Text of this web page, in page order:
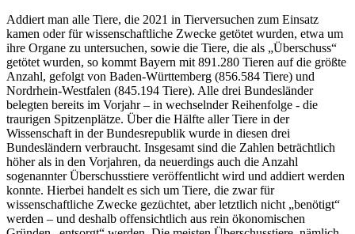
Addiert man alle Tiere, die 2021 in Tierversuchen zum Einsatz
kamen oder für wissenschaftliche Zwecke getötet wurden, etwa um
ihre Organe zu untersuchen, sowie die Tiere, die als „Überschuss“
getötet wurden, so kommt Bayern mit 891.280 Tieren auf die größte
Anzahl, gefolgt von Baden-Württemberg (856.584 Tiere) und
Nordrhein-Westfalen (845.194 Tiere). Alle drei Bundesländer
belegten bereits im Vorjahr – in wechselnder Reihenfolge - die
traurigen Spitzenplätze. Über die Hälfte aller Tiere in der
Wissenschaft in der Bundesrepublik wurde in diesen drei
Bundesländern verbraucht. Insgesamt sind die Zahlen beträchtlich
höher als in den Vorjahren, da neuerdings auch die Anzahl
sogenannter Überschusstiere veröffentlicht wird und addiert werden
konnte. Hierbei handelt es sich um Tiere, die zwar für
wissenschaftliche Zwecke gezüchtet, aber letztlich nicht „benötigt“
werden – und deshalb offensichtlich aus rein ökonomischen